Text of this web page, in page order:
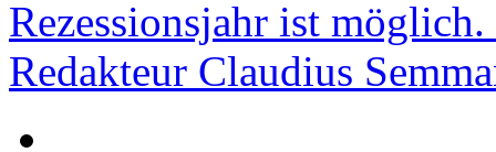
Rezessionsjahr ist
Redakteur Claudius